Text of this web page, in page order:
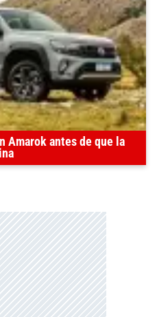
Amarok antes de que la